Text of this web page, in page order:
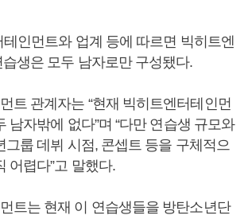
인먼트와 업계 등에 따르면 빅히트엔
생은 모두 남자로만 구성됐다.
트 관계자는 “현재 빅히트엔터테인먼
남자밖에 없다”며 “다만 연습생 규모와
그룹 데뷔 시점, 콘셉트 등을 구체적으
어렵다”고 말했다.
트는 현재 이 연습생들을 방탄소년단